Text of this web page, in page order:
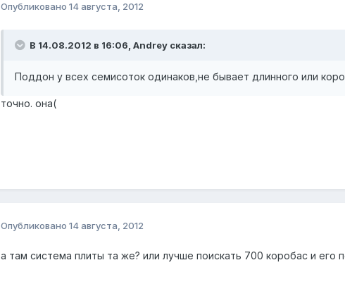
Опубликовано 14 августа, 2012
В 14.08.2012 в 16:06, Andrey сказал:
Поддон у всех семисоток одинаков,не бывает длинного или
точно. она(
Опубликовано 14 августа, 2012
а там система плиты та же? или лучше поискать 700 коробас и его